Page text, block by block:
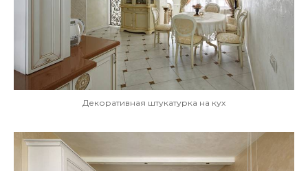
Декоративная штукатурка на кух